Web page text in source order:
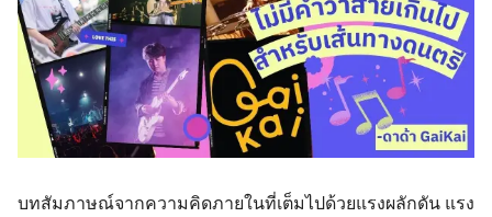
บทสัมภาษณ์จากความคิดภายในที่เต็มไปด้วยแรงผลักดัน แรง